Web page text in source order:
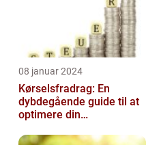
08 januar 2024
Kørselsfradrag: En
dybdegående guide til at
optimere din